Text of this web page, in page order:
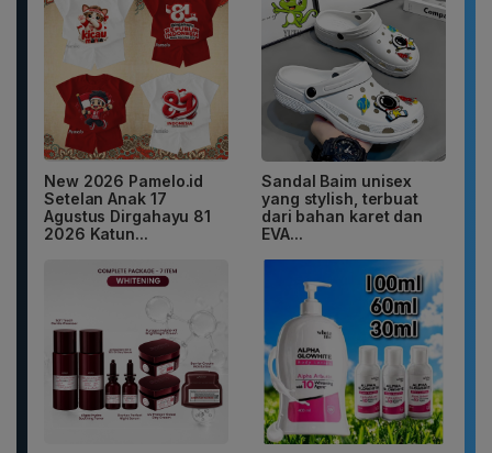
New 2026 Pamelo.id
Setelan Anak 17
Agustus Dirgahayu 81
2026 Katun...
Sandal Baim unisex
yang stylish, terbuat
dari bahan karet dan
EVA...